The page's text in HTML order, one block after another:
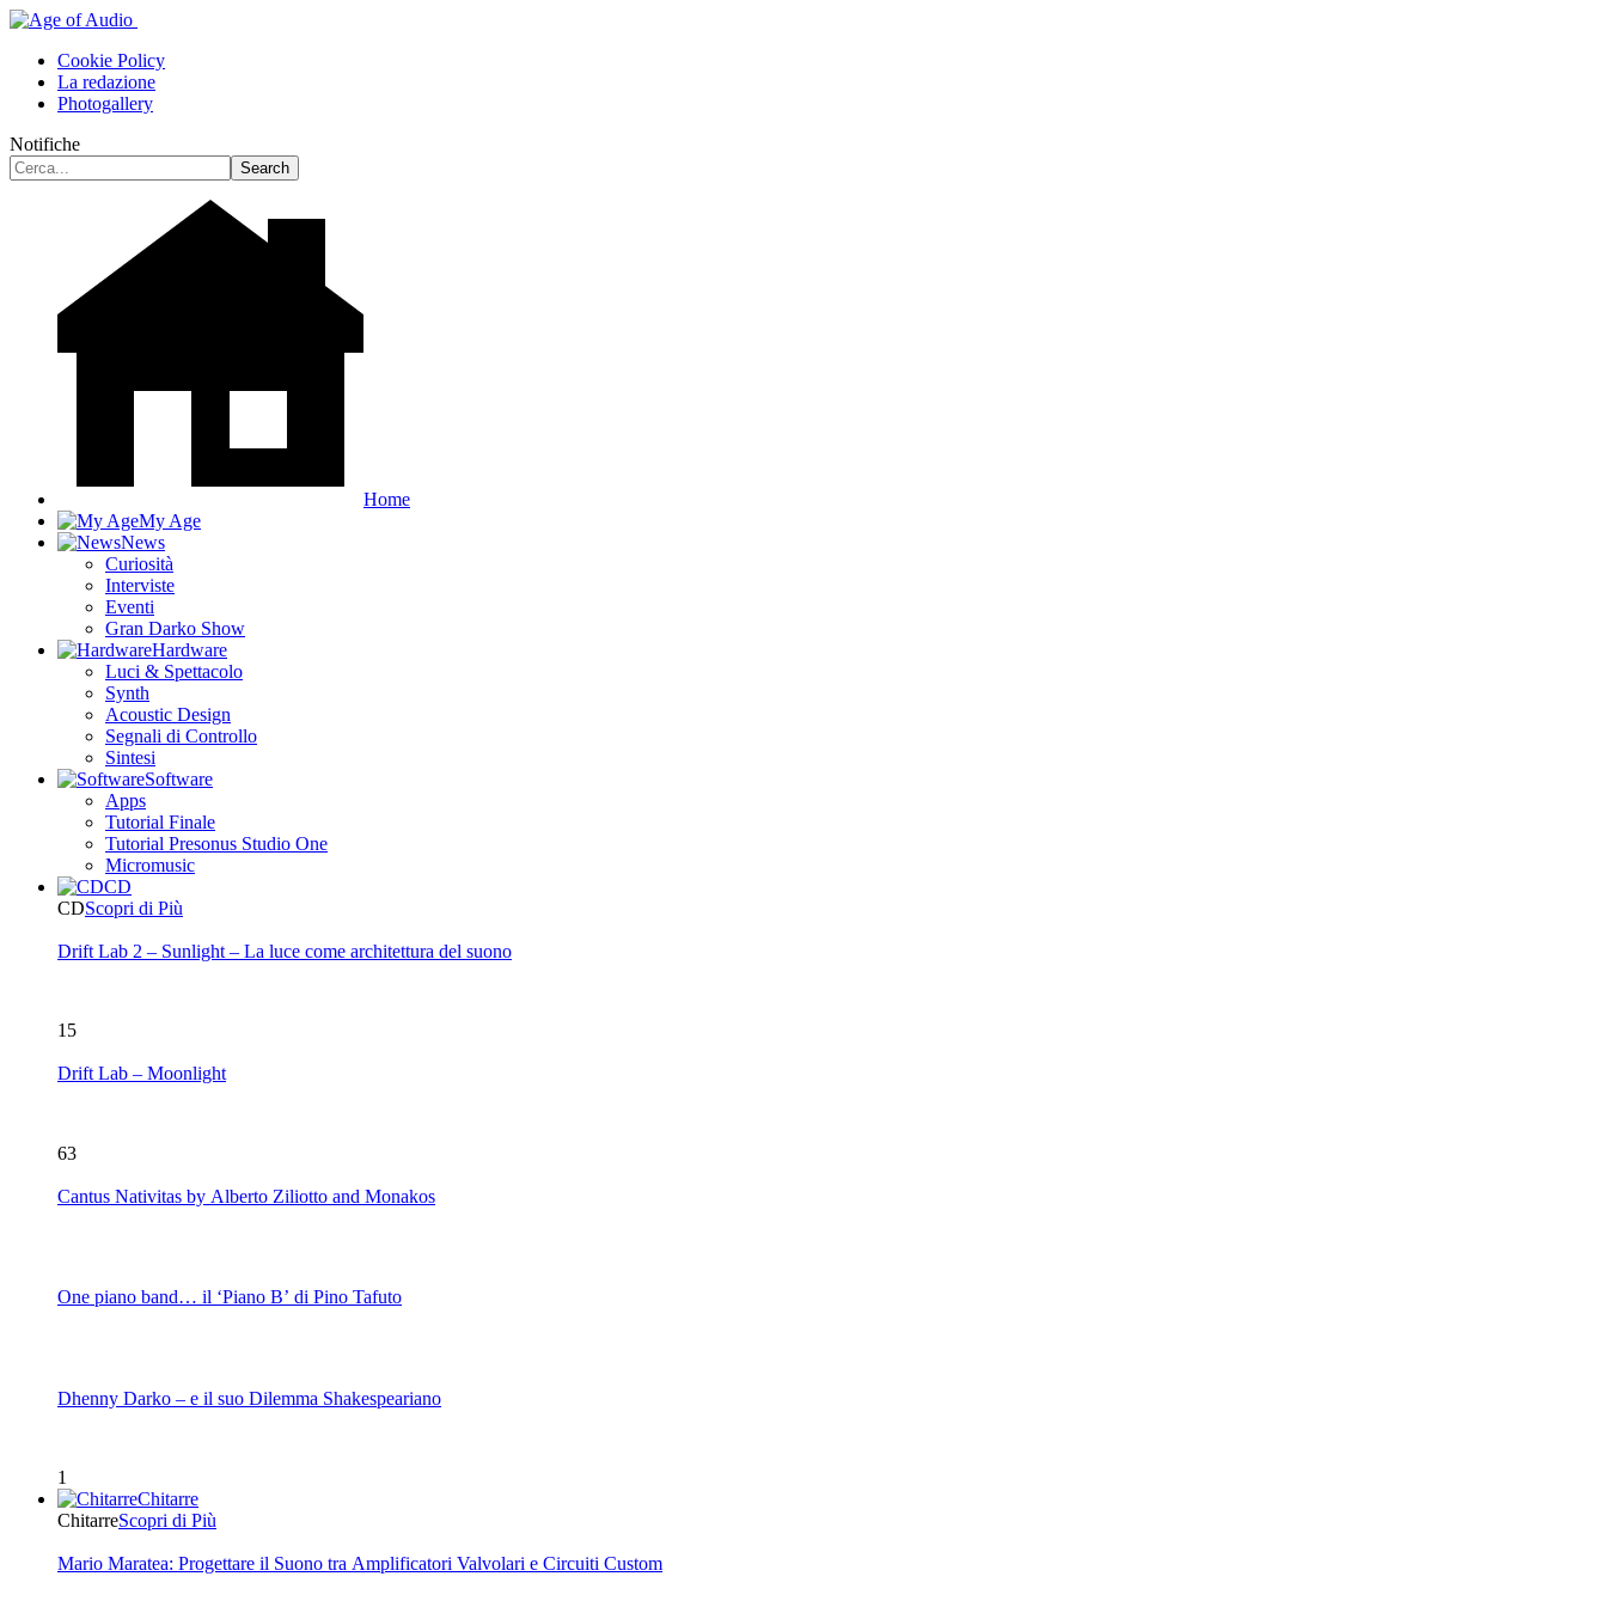
Cookie Policy
La redazione
Photogallery
Notifiche
Home
My Age
News
Curiosità
Interviste
Eventi
Gran Darko Show
Hardware
Luci & Spettacolo
Synth
Acoustic Design
Segnali di Controllo
Sintesi
Software
Apps
Tutorial Finale
Tutorial Presonus Studio One
Micromusic
CD
CDScopri di Più
Drift Lab 2 – Sunlight – La luce come architettura del suono
15
Drift Lab – Moonlight
63
Cantus Nativitas by Alberto Ziliotto and Monakos
One piano band… il ‘Piano B’ di Pino Tafuto
Dhenny Darko – e il suo Dilemma Shakespeariano
1
Chitarre
ChitarreScopri di Più
Mario Maratea: Progettare il Suono tra Amplificatori Valvolari e Circuiti Custom